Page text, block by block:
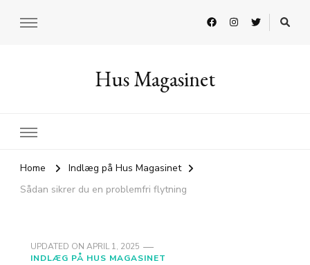
Hus Magasinet
Home
Indlæg på Hus Magasinet
Sådan sikrer du en problemfri flytning
UPDATED ON APRIL 1, 2025
INDLÆG PÅ HUS MAGASINET